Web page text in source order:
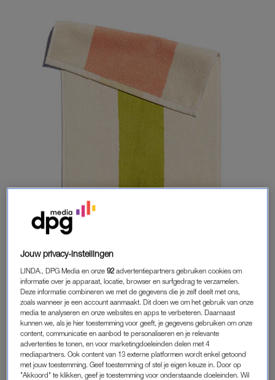
Ontwerper Karel Martens houdt van kleur, Suite702 houdt
van goed badtextiel en die twee samen bleken een
gouden combinatie (vanaf €19,95, suite702.com).
Jouw privacy-instellingen
LINDA., DPG Media en onze92 advertentiepartners gebruiken cookies om
informatie over je apparaat, locatie, browser en surfgedrag te verzamelen.
Deze informatie combineren we met de gegevens die je zelf deelt met ons,
zoals wanneer je een account aanmaakt. Dit doen we om het gebruik van onze
media te analyseren en onze websites en apps te verbeteren. Daarnaast
kunnen we, als je hier toestemming voor geeft, je gegevens gebruiken om onze
content, communicatie en aanbod te personaliseren en je relevante
advertenties te tonen, en voor marketingdoeleinden delen met 4
mediapartners. Ook content van 13 externe platformen wordt enkel getoond
met jouw toestemming. Geef toestemming of stel je eigen keuze in. Door op
"Akkoord" te klikken, geef je toestemming voor onderstaande doeleinden. Wil